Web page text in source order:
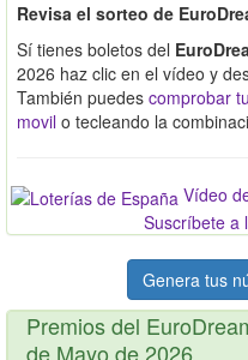
Revisa el sorteo de
Sí tienes boletos del
2026 haz clic en el vídeo y
También puedes comprobar
movil o tecleando la
Vídeo
Suscríbete a
Genera tus
Premios del
de Mayo de 2026